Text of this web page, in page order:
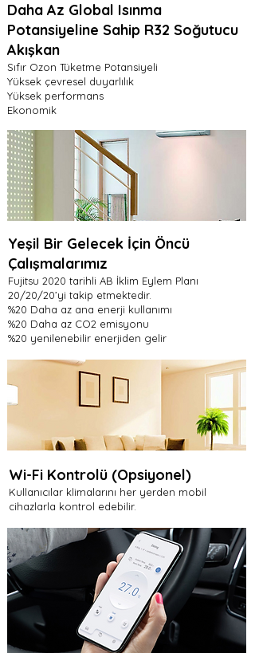
Daha Az Global Isınma
Potansiyeline Sahip R32 Soğutucu
Akışkan
Sıfır Ozon Tüketme Potansiyeli
Yüksek çevresel duyarlılık
Yüksek performans
Ekonomik
Yeşil Bir Gelecek İçin Öncü
Çalışmalarımız
Fujitsu 2020 tarihli AB İklim Eylem Planı
20/20/20’yi takip etmektedir.
%20 Daha az ana enerji kullanımı
%20 Daha az CO2 emisyonu
%20 yenilenebilir enerjiden gelir
Wi-Fi Kontrolü (Opsiyonel)
Kullanıcılar klimalarını her yerden mobil
cihazlarla kontrol edebilir.